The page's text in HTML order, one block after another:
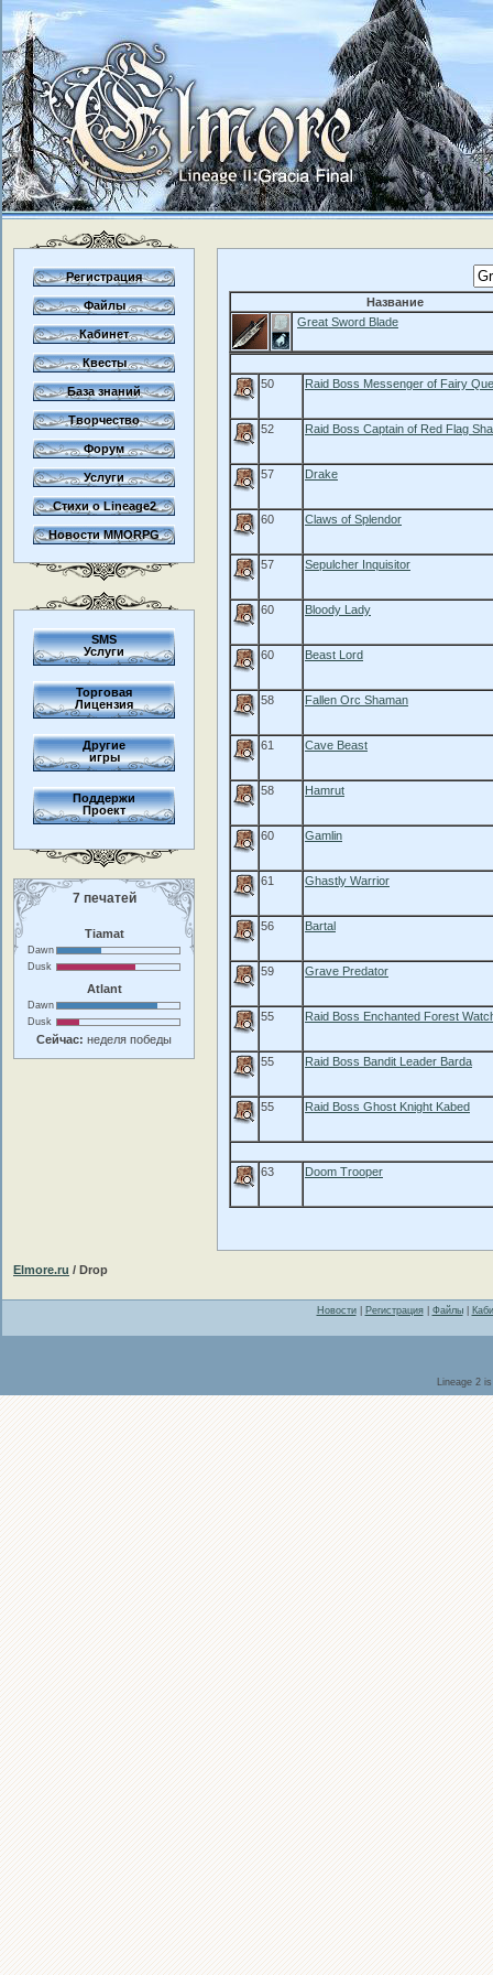
Регистрация
Файлы
Кабинет
Квесты
База знаний
Творчество
Форум
Услуги
Стихи о Lineage2
Новости MMORPG
SMS
Услуги
Торговая
Лицензия
Другие
игры
Поддержи
Проект
7 печатей
Tiamat
Dawn
Dusk
Atlant
Dawn
Dusk
Сейчас: неделя победы
Название
Great Sword Blade
50 Raid Boss Messenger of Fairy
52 Raid Boss Captain of Red Flag
57 Drake
60 Claws of Splendor
57 Sepulcher Inquisitor
60 Bloody Lady
60 Beast Lord
58 Fallen Orc Shaman
61 Cave Beast
58 Hamrut
60 Gamlin
61 Ghastly Warrior
56 Bartal
59 Grave Predator
55 Raid Boss Enchanted Forest
55 Raid Boss Bandit Leader Barda
55 Raid Boss Ghost Knight Kabed
63 Doom Trooper
Elmore.ru / Drop
Новости| Регистрация| Файлы|
Lineage 2